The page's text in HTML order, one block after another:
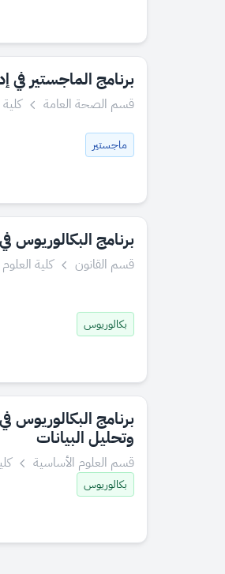
برنامج الماجستير في
قسم الصحة العامة
ماجستير
برنامج البكالوريوس
قسم القانون كلية
بكالوريوس
برنامج البكالوريوس
وتحليل البيانات
قسم العلوم الأساسية
بكالوريوس